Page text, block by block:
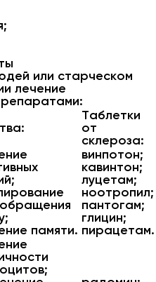
или старческом
лечение
Таблетки
от
склероза:
памяти.
винпотон;
кавинтон;
луцетам;
ноотропил;
пантогам;
глицин;
пирацетам.